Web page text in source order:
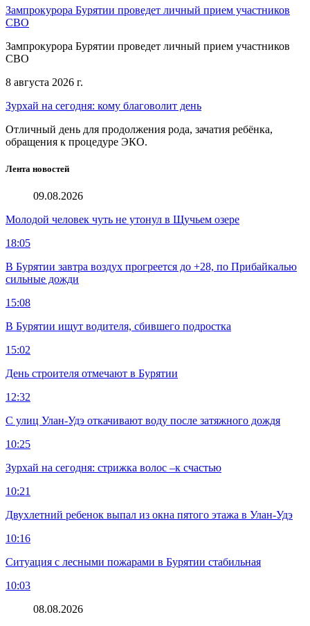
Зампрокурора Бурятии проведет личный прием участников
СВО
Зампрокурора Бурятии проведет личный прием участников
СВО
8 августа 2026 г.
Зурхай на сегодня: кому благоволит день
Отличный день для продолжения рода, зачатия ребёнка,
обращения к процедуре ЭКО.
Лента новостей
09.08.2026
Молодой человек чуть не утонул в Щучьем озере
18:05
В Бурятии завтра воздух прогреется до +28, по Прибайкалью
сильные дожди
15:08
В Бурятии ищут водителя, сбившего подростка
15:02
День строителя отмечают в Бурятии
12:32
С улиц Улан-Удэ откачивают воду после затяжного дождя
10:25
Зурхай на сегодня: стрижка волос –к счастью
10:21
Двухлетний ребенок выпал из окна пятого этажа в Улан-Удэ
10:16
Ситуация с лесными пожарами в Бурятии стабильная
10:03
08.08.2026